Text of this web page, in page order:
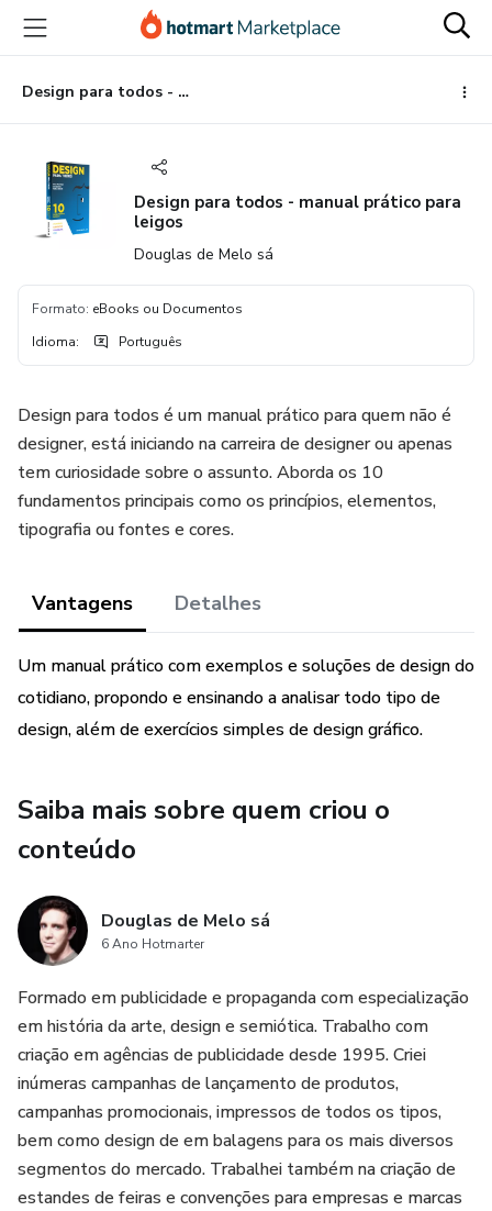
para
conteúdo
principal
para
pagamento
para
rodapé
Design para todos - manual prático para leigos
Design para todos - manual prático para
leigos
Douglas de Melo sá
Formato: eBooks ou Documentos
Idioma: Português
Design para todos é um manual prático para quem não é
designer, está iniciando na carreira de designer ou apenas
tem curiosidade sobre o assunto. Aborda os 10
fundamentos principais como os princípios, elementos,
tipografia ou fontes e cores.
Vantagens Detalhes
Um manual prático com exemplos e soluções de design do
cotidiano, propondo e ensinando a analisar todo tipo de
design, além de exercícios simples de design gráfico.
Saiba mais sobre quem criou o
conteúdo
Douglas de Melo sá
6 Ano Hotmarter
Formado em publicidade e propaganda com especialização
em história da arte, design e semiótica. Trabalho com
criação em agências de publicidade desde 1995. Criei
inúmeras campanhas de lançamento de produtos,
campanhas promocionais, impressos de todos os tipos,
bem como design de em balagens para os mais diversos
segmentos do mercado. Trabalhei também na criação de
estandes de feiras e convenções para empresas e marcas